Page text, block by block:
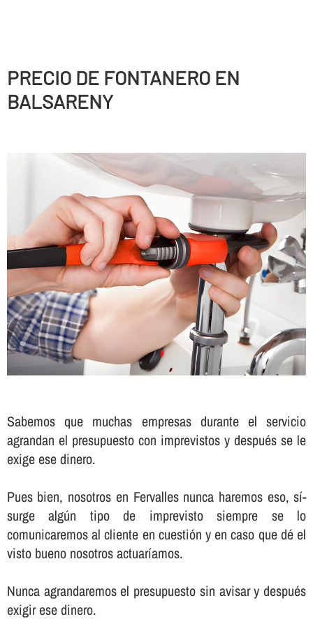
PRECIO DE FONTANERO EN
BALSARENY
Sabemos que muchas empresas durante el servicio
agrandan el presupuesto con imprevistos y después se le
exige ese dinero.
Pues bien, nosotros en Fervalles nunca haremos eso, sí­
surge algún tipo de imprevisto siempre se lo
comunicaremos al cliente en cuestión y en caso que dé el
visto bueno nosotros actuarí­amos.
Nunca agrandaremos el presupuesto sin avisar y después
exigir ese dinero.